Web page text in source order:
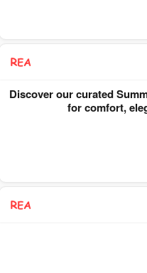
Discover our curated
for comfort,